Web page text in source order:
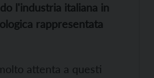
l'industria italiana in
rappresentata
attenta a questi